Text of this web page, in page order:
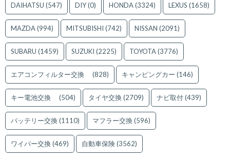
DAIHATSU (547) DIY(0) HONDA(3324) LEXUS (1658)
MAZDA(994) MITSUBISHI (742) NISSAN (2091)
SUBARU (1459) SUZUKI (2225) TOYOTA(3776)
エアコンフィルター交換 (828) キャンピングカー (146)
キー電池交換 (504) タイヤ交換(2709) ナビ取付(439)
バッテリー交換(1110) マフラー交換(596)
ワイパー交換(469) 自動車保険(3562)